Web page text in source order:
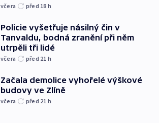
včera před 18 h
Policie vyšetřuje násilný čin v
Tanvaldu, bodná zranění při něm
utrpěli tři lidé
včera před 21 h
Začala demolice vyhořelé výškové
budovy ve Zlíně
včera před 21 h